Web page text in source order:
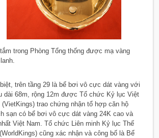
trong Phòng Tổng thống được mạ vàng
trên tầng 29 là bể bơi vô cực dát vàng với
dài 68m, rộng 12m được Tổ chức Kỷ lục Việt
(VietKings) trao chứng nhận tổ hợp căn hộ
sạn có bể bơi vô cực dát vàng 24K cao và
Việt Nam. Tổ chức Liên minh Kỷ lục Thế
cũng xác nhận và công bố là Bể